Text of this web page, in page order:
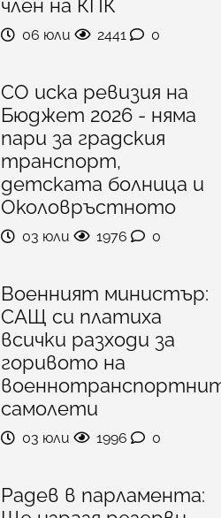
член на КПК
06 юли 2441 0
СО иска ревизия на
Бюджет 2026 - няма
пари за градския
транспорт,
детската болница и
Околовръстното
03 юли 1976 0
Военният министър:
САЩ си платиха
всички разходи за
горивото на
самолети
03 юли 1996 0
Радев в парламента: